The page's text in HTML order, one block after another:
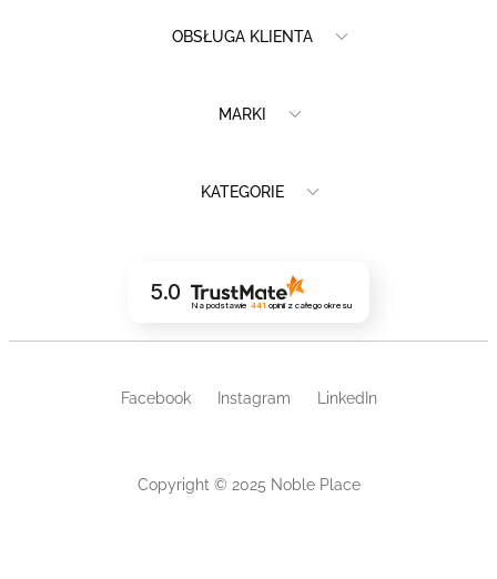
OBSŁUGA KLIENTA
MARKI
KATEGORIE
5.0
Na podstawie 441 opinii z całego okresu
Copyright © 2025 Noble Place
Facebook Instagram LinkedIn